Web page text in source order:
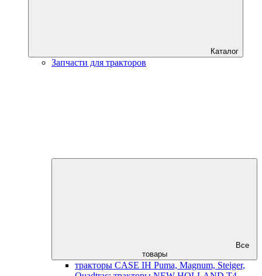
Каталог
Запчасти для тракторов
Все
товары
тракторы CASE IH Puma, Magnum, Steiger,